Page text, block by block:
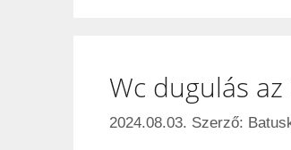
Wc dugulás
2024.08.03. Szerző: